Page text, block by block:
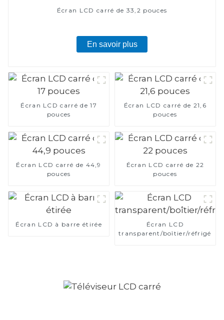
Écran LCD carré de 33,2 pouces
En savoir plus
Écran LCD carré de 17
pouces
Écran LCD carré de 21,6
pouces
Écran LCD carré de 44,9
pouces
Écran LCD carré de 22
pouces
Écran LCD à barre étirée
Écran LCD
transparent/boîtier/